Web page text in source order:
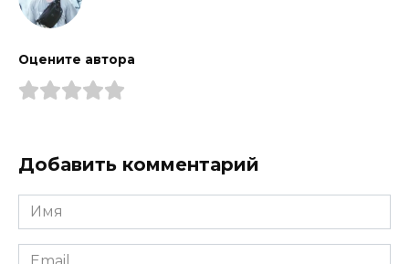
Оцените автора
Добавить комментарий
Имя
*
Email